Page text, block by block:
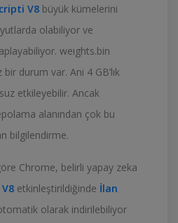
V8 büyük kümelerini
olabiliyor ve
weights.bin
durum var. Ani 4 GB’lık
etkileyebilir. Ancak
alanından çok bu
bilgilendirme.
Chrome, belirli yapay zeka
etkinleştirildiğinde İlan
olarak indirilebiliyor